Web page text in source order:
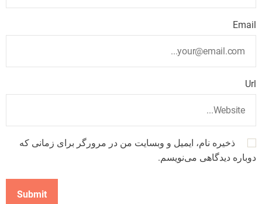
Email
Url
ذخیره نام، ایمیل و وبسایت من در مرورگر برای زمانی که
دوباره دیدگاهی می‌نویسم.